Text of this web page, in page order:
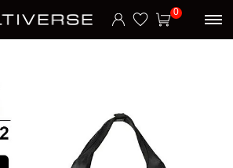
0
BIAS STYLE 2 トートバッグ